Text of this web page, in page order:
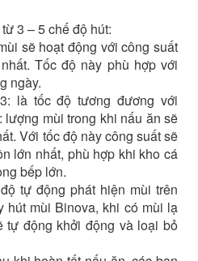
3 – 5 chế độ hút:
sẽ hoạt động với công suất
Tốc độ này phù hợp với
ngày.
là tốc độ tương đương với
lượng mùi trong khi nấu ăn sẽ
Với tốc độ này công suất sẽ
lớn nhất, phù hợp khi kho cá
bếp lớn.
tự động phát hiện mùi trên
hút mùi Binova, khi có mùi lạ
tự động khởi động và loại bỏ